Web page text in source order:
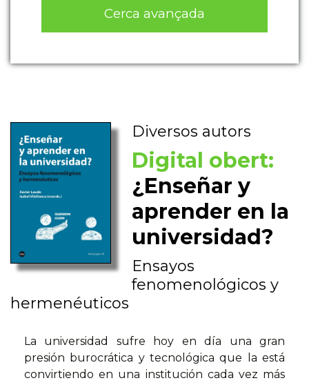
Cerca avançada
Diversos autors
Digital obert:
¿Enseñar y
aprender en la
universidad?
Ensayos
fenomenológicos y
hermenéuticos
La universidad sufre hoy en día una gran
presión burocráti­ca y tecnológica que la está
convirtiendo en una institución cada vez más